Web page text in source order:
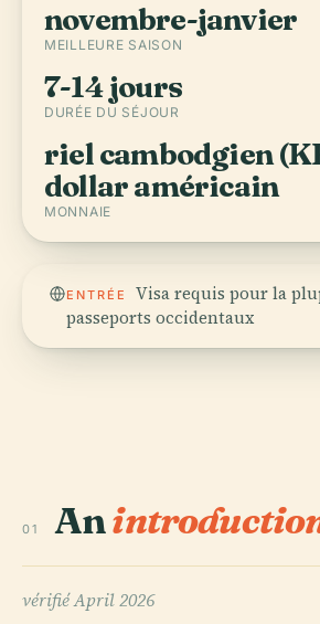
novembre-janvier
MEILLEURE SAISON
7-14 jours
DURÉE DU SÉJOUR
riel cambodgien
dollar américain
MONNAIE
ENTRÉE
Visa requis pour la
passeports occidentaux
01 An
vérifiéApril 2026